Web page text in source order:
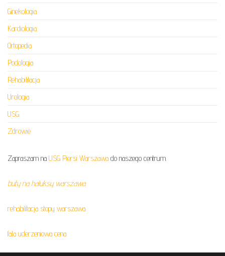
Ginekologia
Kardiologia
Ortopedia
Podologia
Rehabilitacja
Urologia
USG
Zdrowie
Zapraszam na USG Piersi Warszawa do naszego centrum.
buty na haluksy warszawa
rehabilitacja stopy warszawa
fala uderzeniowa cena